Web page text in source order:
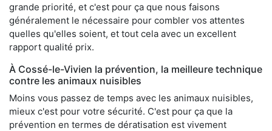
grande priorité, et c'est pour ça que nous faisons
généralement le nécessaire pour combler vos attentes
quelles qu'elles soient, et tout cela avec un excellent
rapport qualité prix.
À Cossé-le-Vivien la prévention, la meilleure technique
contre les animaux nuisibles
Moins vous passez de temps avec les animaux nuisibles,
mieux c'est pour votre sécurité. C'est pour ça que la
prévention en termes de dératisation est vivement